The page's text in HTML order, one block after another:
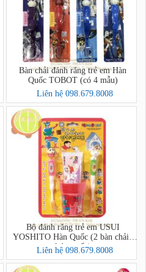
Bàn chải đánh răng trẻ em Hàn
Quốc TOBOT (có 4 mẫu)
Liên hệ 098.679.8008
Bộ đánh răng trẻ em USUI
YOSHITO Hàn Quốc (2 bàn chải +
kdr + cốc)
Liên hệ 098.679.8008